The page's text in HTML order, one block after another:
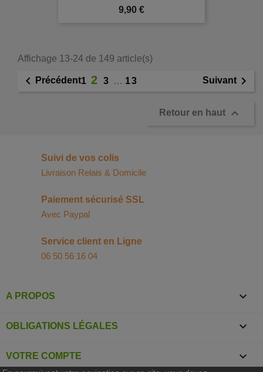
Prix
9,90 €
Affichage 13-24 de 149 article(s)
 Précédent1 2 3 … 13 Suivant 
Retour en haut 
Suivi de vos colis
Livraison Relais & Domicile
Paiement sécurisé SSL
Avec Paypal
Service client en Ligne
06 50 56 16 04
A PROPOS 
OBLIGATIONS LÉGALES 
VOTRE COMPTE 